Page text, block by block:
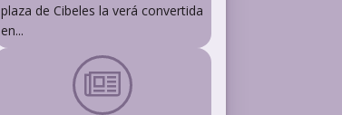
plaza de Cibeles la verá convertida
en...